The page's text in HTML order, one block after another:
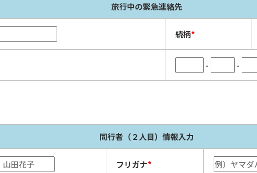
旅行中の緊急連絡先
続柄*
- -
同行者（２人目）情報入力
フリガナ*